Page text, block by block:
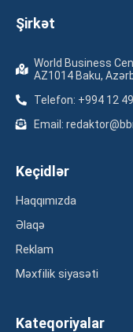
Şirkət
World Business
AZ1014 Baku,
Telefon: +994 12
Email:
Keçidlər
Haqqımızda
Əlaqə
Reklam
Məxfilik siyasəti
Kateqoriyalar